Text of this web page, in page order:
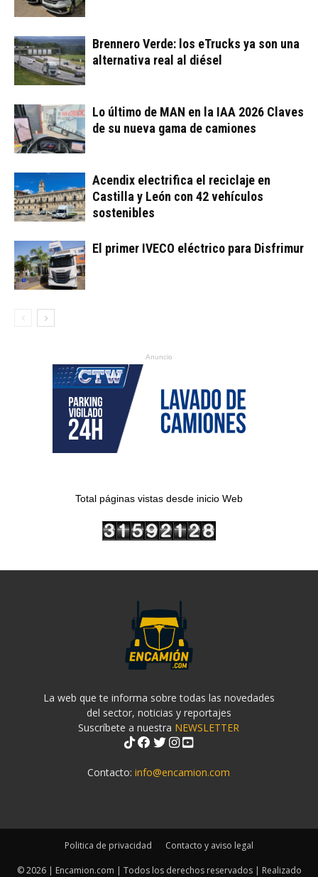
Brennero Verde: los eTrucks ya son una
alternativa real al diésel
Lo último de MAN en la IAA 2026 Claves
de su nueva gama de camiones
Acendix electrifica el reciclaje en
Castilla y León con 42 vehículos
sostenibles
El primer IVECO eléctrico para Disfrimur
Anuncio
Total páginas vistas desde inicio Web
La web que te informa sobre todas las novedades
del sector, noticias y reportajes
Suscríbete a nuestra NEWSLETTER
Contacto:info@encamion.com
Politica de privacidad Contacto y aviso legal
© 2026 | Encamion.com | Todos los derechos reservados | Realizado